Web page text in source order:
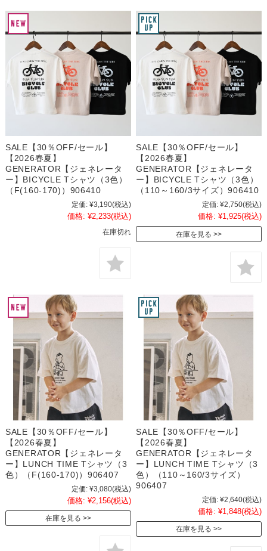
SALE【30％OFF/セール】
【2026春夏】
GENERATOR【ジェネレータ
ー】BICYCLE Tシャツ（3色）
（F(160-170)）906410
定価: ¥3,190(税込)
価格: ¥2,233(税込)
在庫切れ
SALE【30％OFF/セール】
【2026春夏】
GENERATOR【ジェネレータ
ー】BICYCLE Tシャツ（3色）
（110～160/3サイズ）906410
定価: ¥2,750(税込)
価格: ¥1,925(税込)
在庫を見る
SALE【30％OFF/セール】
【2026春夏】
GENERATOR【ジェネレータ
ー】LUNCH TIME Tシャツ（3
色）（F(160-170)）906407
定価: ¥3,080(税込)
価格: ¥2,156(税込)
在庫を見る
SALE【30％OFF/セール】
【2026春夏】
GENERATOR【ジェネレータ
ー】LUNCH TIME Tシャツ（3
色）（110～160/3サイズ）
906407
定価: ¥2,640(税込)
価格: ¥1,848(税込)
在庫を見る